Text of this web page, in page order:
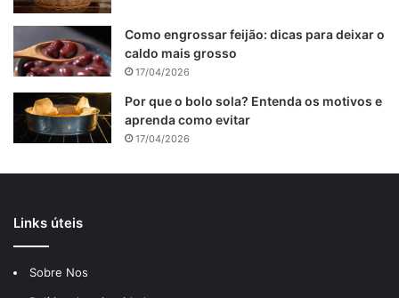
Como engrossar feijão: dicas para deixar o
caldo mais grosso
17/04/2026
Por que o bolo sola? Entenda os motivos e
aprenda como evitar
17/04/2026
Links úteis
Sobre Nos